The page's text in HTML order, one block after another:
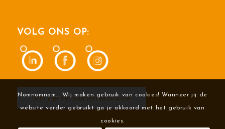
VOLG ONS OP:
Schrijf je hier voor de nieuwsbrief
Nomnomnom... Wij maken gebruik van cookies! Wanneer jij de
website verder gebruikt ga je akkoord met het gebruik van
cookies.